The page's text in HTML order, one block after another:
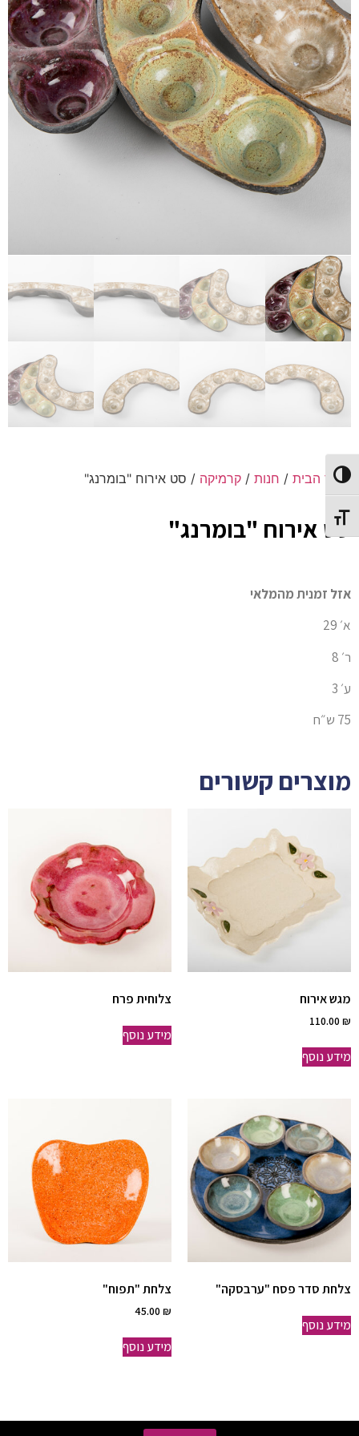
Toggle High Contrast
Toggle Font size
עמוד הבית / חנות / קרמיקה / סט אירוח "בומרנג"
סט אירוח "בומרנג"
אזל זמנית מהמלאי
א׳ 29
ר׳ 8
ע׳ 3
75 ש״ח
מוצרים קשורים
מגש אירוח
110.00₪
מידע נוסף
צלוחית פרח
מידע נוסף
צלחת סדר פסח "ערבסקה"
מידע נוסף
צלחת "תפוח"
45.00₪
מידע נוסף